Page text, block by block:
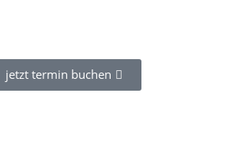
jetzt termin buchen